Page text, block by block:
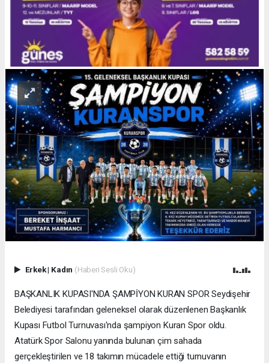
Erkek| Kadın (Haberi Sesli Oku)
BAŞKANLIK KUPASI'NDA ŞAMPİYON KURAN SPOR Seydişehir
Belediyesi tarafından geleneksel olarak düzenlenen Başkanlık
Kupası Futbol Turnuvası'nda şampiyon Kuran Spor oldu.
Atatürk Spor Salonu yanında bulunan çim sahada
gerçekleştirilen ve 18 takımın mücadele ettiği turnuvanın